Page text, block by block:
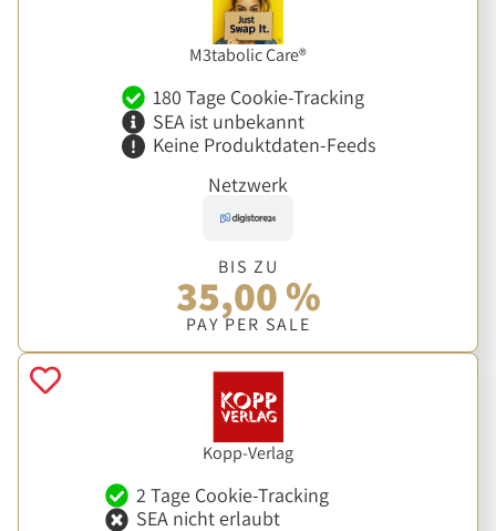
M3tabolic Care®
180 Tage Cookie-Tracking
SEA ist unbekannt
Keine Produktdaten-Feeds
Netzwerk
BIS ZU
35,00 %
PAY PER SALE
Kopp-Verlag
2 Tage Cookie-Tracking
SEA nicht erlaubt